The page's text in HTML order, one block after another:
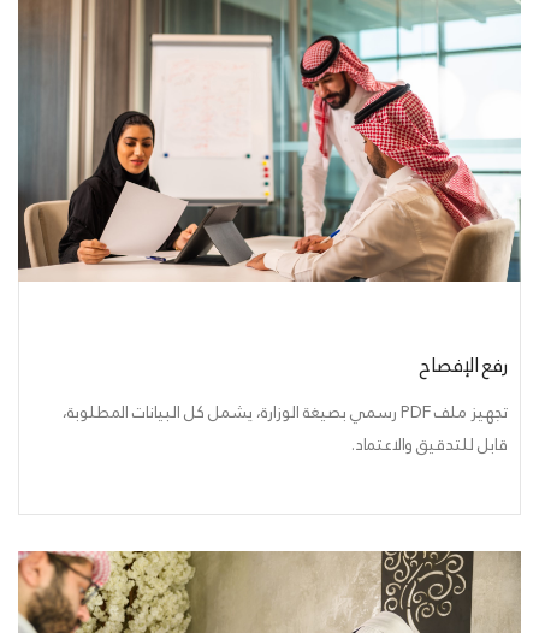
رفع الإفصاح
تجهيز ملف PDF رسمي بصيغة الوزارة، يشمل كل البيانات المطلوبة،
قابل للتدقيق والاعتماد.